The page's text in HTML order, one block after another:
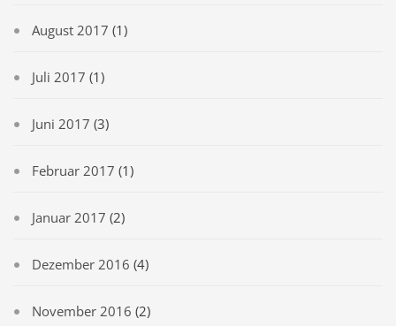
August 2017 (1)
Juli 2017 (1)
Juni 2017 (3)
Februar 2017 (1)
Januar 2017 (2)
Dezember 2016 (4)
November 2016 (2)